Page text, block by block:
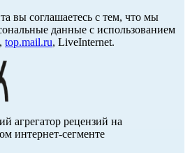
вы соглашаетесь с тем, что мы
данные с использованием
top.mail.ru, LiveInternet.
агрегатор рецензий на
интернет-сегменте